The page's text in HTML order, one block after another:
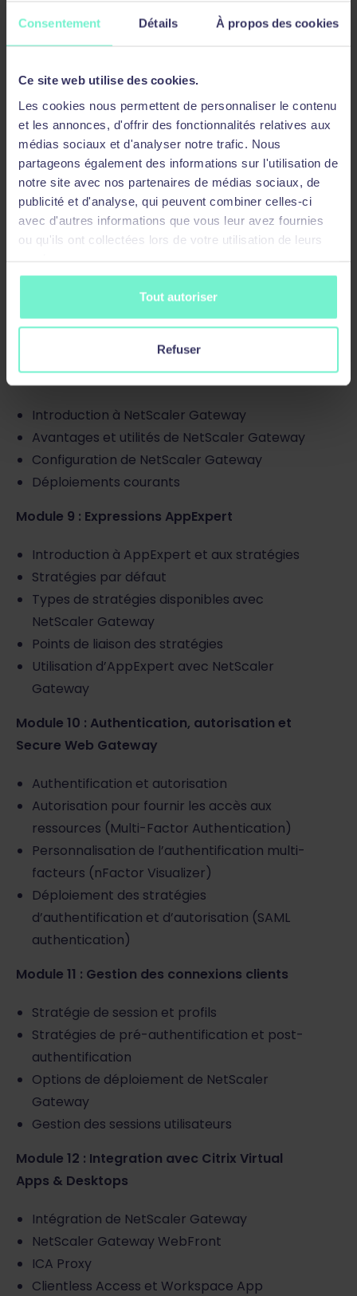
Consentement Détails À propos des cookies
Ce site web utilise des cookies.
Les cookies nous permettent de personnaliser le contenu
et les annonces, d'offrir des fonctionnalités relatives aux
médias sociaux et d'analyser notre trafic. Nous
partageons également des informations sur l'utilisation de
notre site avec nos partenaires de médias sociaux, de
publicité et d'analyse, qui peuvent combiner celles-ci
avec d'autres informations que vous leur avez fournies
ou qu'ils ont collectées lors de votre utilisation de leurs
Tout autoriser
Refuser
Vulnérabilités et Protections SSL
Configuration d’une Authentification
externe
Admin Partitions
Module 7 : Monitoring & Dépannage
Logs NetScaler ADC
Reporting and Diagnostiques
Fonctions AppFlow
Citrix Application Delivery Management
Module 8 : NetScaler Gateway
Introduction à NetScaler Gateway
Avantages et utilités de NetScaler Gateway
Configuration de NetScaler Gateway
Déploiements courants
Module 9 : Expressions AppExpert
Introduction à AppExpert et aux stratégies
Stratégies par défaut
Types de stratégies disponibles avec
NetScaler Gateway
Points de liaison des stratégies
Utilisation d’AppExpert avec NetScaler
Gateway
Module 10 : Authentication, autorisation et
Secure Web Gateway
Authentification et autorisation
Autorisation pour fournir les accès aux
ressources (Multi-Factor Authentication)
Personnalisation de l’authentification multi-
facteurs (nFactor Visualizer)
Déploiement des stratégies
d’authentification et d’autorisation (SAML
authentication)
Module 11 : Gestion des connexions clients
Stratégie de session et profils
Stratégies de pré-authentification et post-
authentification
Options de déploiement de NetScaler
Gateway
Gestion des sessions utilisateurs
Module 12 : Integration avec Citrix Virtual
Apps & Desktops
Intégration de NetScaler Gateway
NetScaler Gateway WebFront
ICA Proxy
Clientless Access et Workspace App